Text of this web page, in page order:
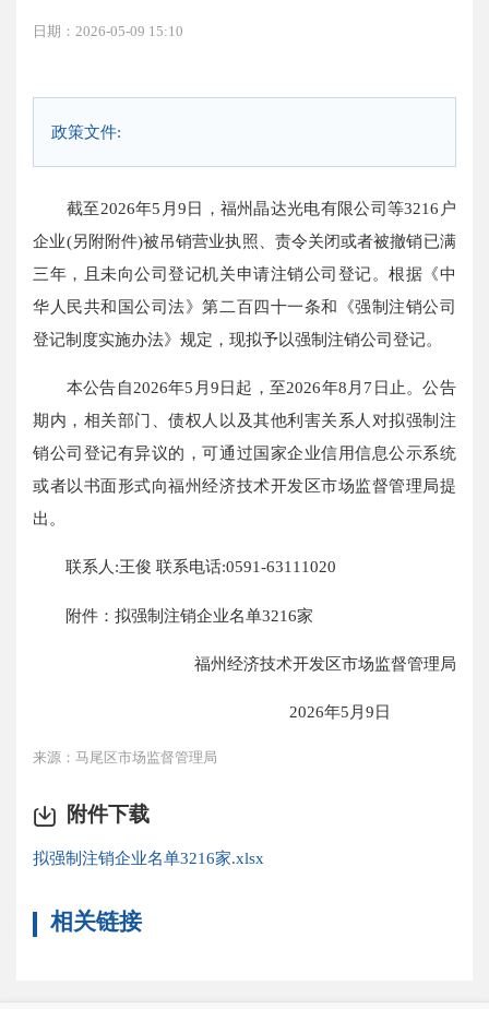
日期：2026-05-09 15:10
政策文件:
截至2026年5月9日，福州晶达光电有限公司等3216户
企业(另附附件)被吊销营业执照、责令关闭或者被撤销已满
三年，且未向公司登记机关申请注销公司登记。根据《中
华人民共和国公司法》第二百四十一条和《强制注销公司
登记制度实施办法》规定，现拟予以强制注销公司登记。
本公告自2026年5月9日起，至2026年8月7日止。公告
期内，相关部门、债权人以及其他利害关系人对拟强制注
销公司登记有异议的，可通过国家企业信用信息公示系统
或者以书面形式向福州经济技术开发区市场监督管理局提
出。
联系人:王俊 联系电话:0591-63111020
附件：拟强制注销企业名单3216家
福州经济技术开发区市场监督管理局
2026年5月9日
来源：马尾区市场监督管理局
附件下载
拟强制注销企业名单3216家.xlsx
相关链接